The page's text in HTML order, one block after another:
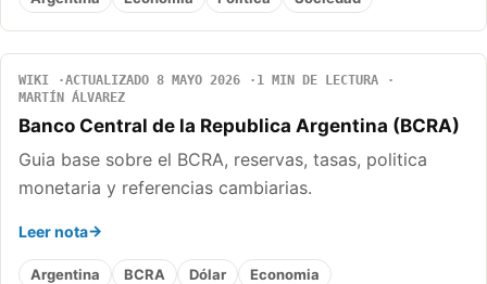
WIKI ACTUALIZADO 8 MAYO 2026
1 MIN DE LECTURA
MARTÍN ÁLVAREZ
Banco Central de la Republica Argentina (BCRA)
Guia base sobre el BCRA, reservas, tasas, politica
monetaria y referencias cambiarias.
Leer nota
Argentina BCRA Dólar Economia